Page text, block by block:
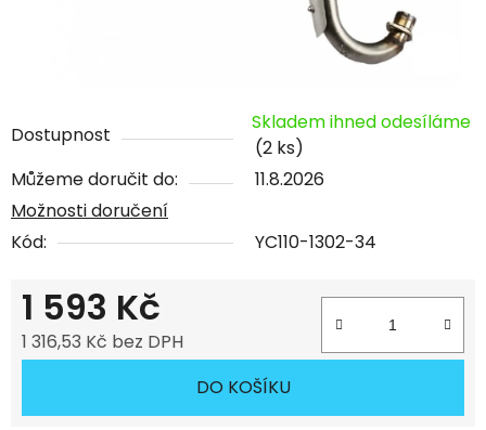
Dostupnost
Skladem ihned odesíláme
(2 ks)
Můžeme doručit do:
11.8.2026
Možnosti doručení
Kód:
YC110-1302-34
1 593 Kč
1 316,53 Kč bez DPH
DO KOŠÍKU